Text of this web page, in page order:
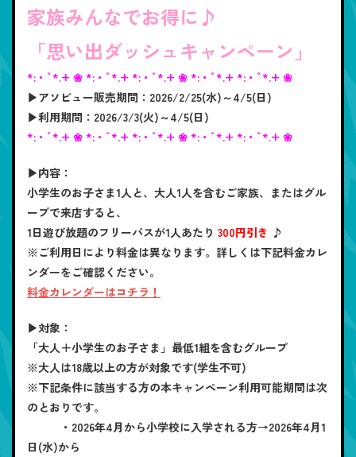
家族みんなでお得に♪
「思い出ダッシュキャンペーン」
*:・ﾟ*.+ ❀ *:・ﾟ*.+ *:・ﾟ*.+ ❀ *:・ﾟ*.+ *:・ﾟ*.+ ❀
▶アソビュー販売期間：2026/2/25(水)～4/5(日)
▶利用期間：2026/3/3(火)～4/5(日)
*:・ﾟ*.+ ❀ *:・ﾟ*.+ *:・ﾟ*.+ ❀ *:・ﾟ*.+ *:・ﾟ*.+ ❀
▶内容：
小学生のお子さま1人と、大人1人を含むご家族、またはグル
ープで来店すると、
1日遊び放題のフリーパスが1人あたり 300円引き ♪
※ご利用日により料金は異なります。詳しくは下記料金カレ
ンダーをご確認ください。
料金カレンダーはコチラ！
▶対象：
「大人＋小学生のお子さま」最低1組を含むグループ
※大人は18歳以上の方が対象です(学生不可)
※下記条件に該当する方の本キャンペーン利用可能期間は次
のとおりです。
・2026年4月から小学校に入学される方→2026年4月1
日(水)から